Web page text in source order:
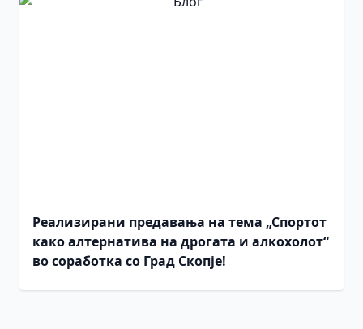
Реализирани предавања на тема „Спортот
како алтернатива на дрогата и алкохолот“
во соработка со Град Скопје!